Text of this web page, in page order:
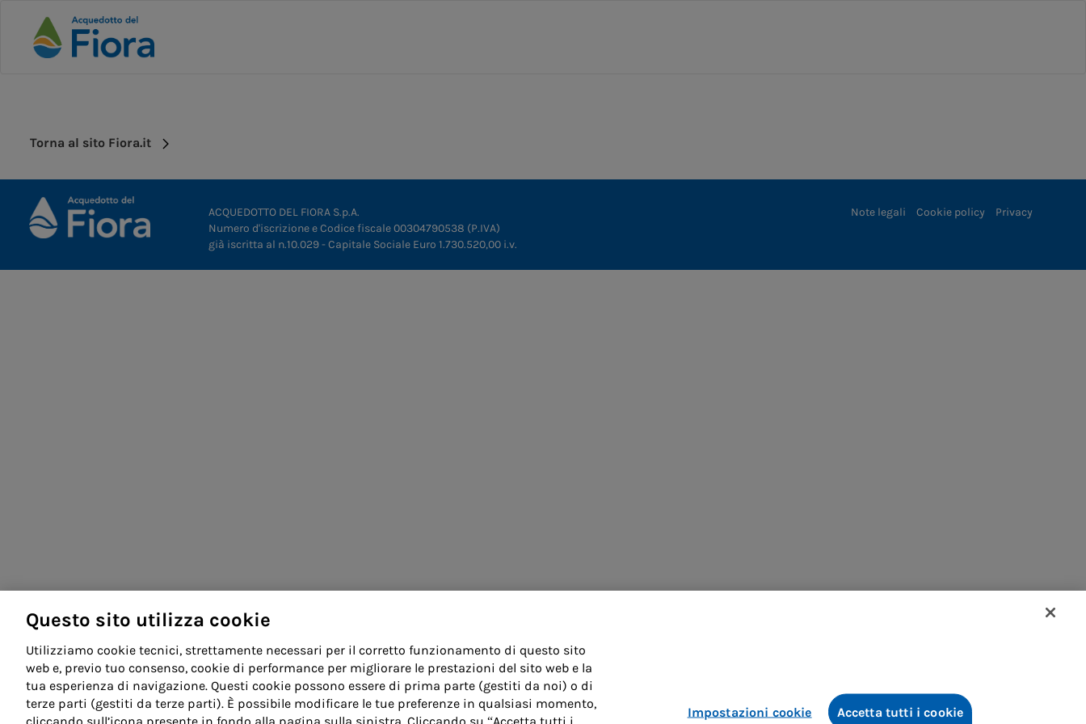
Torna al sito Fiora.it
ACQUEDOTTO DEL FIORA S.p.A.
Numero d'iscrizione e Codice fiscale 00304790538 (P.IVA)
già iscritta al n.10.029 - Capitale Sociale Euro 1.730.520,00 i.v.
Note legali Cookie policy Privacy
Questo sito utilizza cookie
Utilizziamo cookie tecnici, strettamente necessari per il corretto funzionamento di questo sito
web e, previo tuo consenso, cookie di performance per migliorare le prestazioni del sito web e la
tua esperienza di navigazione. Questi cookie possono essere di prima parte (gestiti da noi) o di
terze parti (gestiti da terze parti). È possibile modificare le tue preferenze in qualsiasi momento,
Impostazioni cookie Accetta tutti i cookie